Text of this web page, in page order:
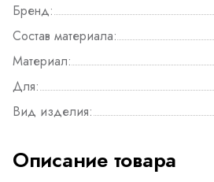
Бренд:
Состав материала:
Материал:
Для:
Вид изделия:
Описание товара